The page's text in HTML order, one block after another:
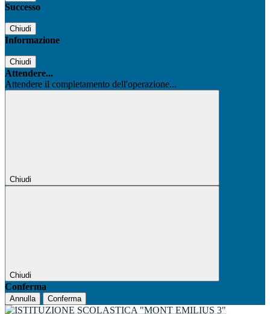
Successo
Chiudi
Informazione
Chiudi
Attendere...
Attendere il completamento dell'operazione...
Chiudi
Chiudi
Conferma
Annulla Conferma